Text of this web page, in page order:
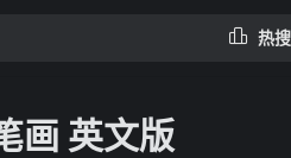
热
画 英文版